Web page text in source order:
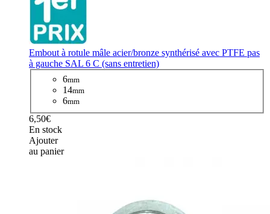
Embout à rotule mâle acier/bronze synthérisé avec PTFE pas
à gauche SAL 6 C (sans entretien)
6mm
14mm
6mm
6,50€
En stock
Ajouter
au panier